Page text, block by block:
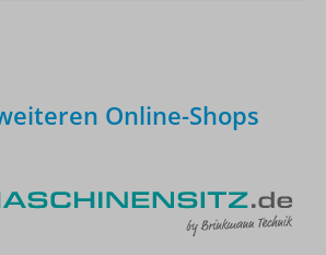
Online-Shops